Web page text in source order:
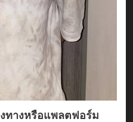
ทางหรือแพลตฟอร์ม